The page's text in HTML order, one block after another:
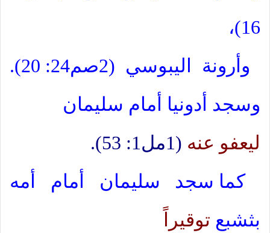
16)،
وأرونة اليبوسي (2صم24: 20).
وسجد أدونيا أمام سليمان
ليعفو عنه (1مل1: 53).
كما سجد سليمان أمام أمه
بثشبع توقيراً